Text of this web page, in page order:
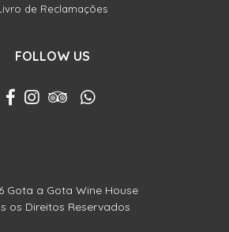
de Reclamações
FOLLOW US
Gota a Gota Wine House
os Direitos Reservados